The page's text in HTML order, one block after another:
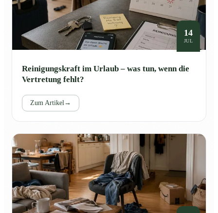
14
JUL
Reinigungskraft im Urlaub – was tun, wenn die
Vertretung fehlt?
Zum Artikel →